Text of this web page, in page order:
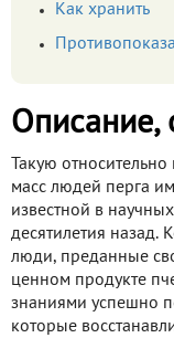
Как хранить
Описание,
Такую
масс людей перга
известной в
десятилетия
люди, преданные
ценном продукте
знаниями успешно
которые